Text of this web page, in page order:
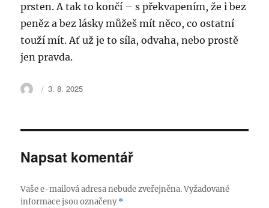
prsten. A tak to končí – s překvapením, že i bez
peněz a bez lásky můžeš mít něco, co ostatní
touží mít. Ať už je to síla, odvaha, nebo prostě
jen pravda.
Autor:
Publikováno:
3. 8. 2025
Napsat komentář
Vaše e-mailová adresa nebude zveřejněna. Vyžadované
informace jsou označeny*